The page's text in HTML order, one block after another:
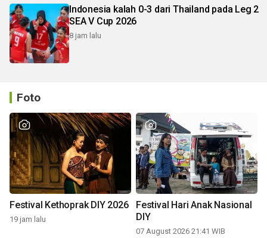
Indonesia kalah 0-3 dari Thailand pada Leg 2
SEA V Cup 2026
8 jam lalu
Foto
Festival Kethoprak DIY 2026
19 jam lalu
Festival Hari Anak Nasional
DIY
07 August 2026 21:41 WIB